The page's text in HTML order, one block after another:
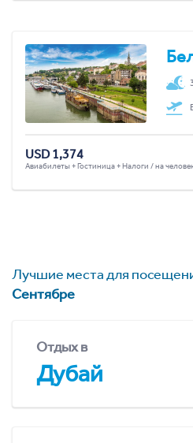
USD 1,374
Авиабилеты + Гостиница + Налоги / на
Лучшие места для
Сентябре
Отдых в
Дубай